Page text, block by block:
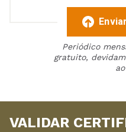
Periódico
gratuito,
VALIDAR